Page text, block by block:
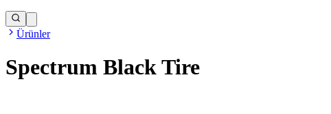
Ürünler
Spectrum Black Tire